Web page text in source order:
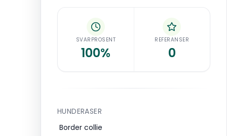
SVARPROSENT
100%
REFERANSER
0
HUNDERASER
Border collie